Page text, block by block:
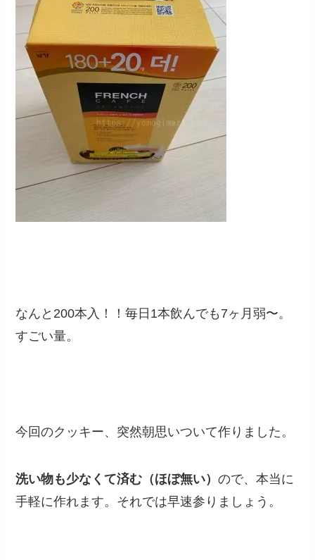
なんと200本入！！毎日1本飲んでも7ヶ月弱〜。
すごい量。
今回のクッキー、突然朝思いついて作りました。
洗い物も少なくて済む（ほぼ無い）ので、本当に
手軽に作れます。それでは早速参りましょう。